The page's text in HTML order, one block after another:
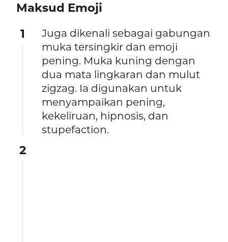
Maksud Emoji
1
Juga dikenali sebagai gabungan
muka tersingkir dan emoji
pening. Muka kuning dengan
dua mata lingkaran dan mulut
zigzag. Ia digunakan untuk
menyampaikan pening,
kekeliruan, hipnosis, dan
stupefaction.
2